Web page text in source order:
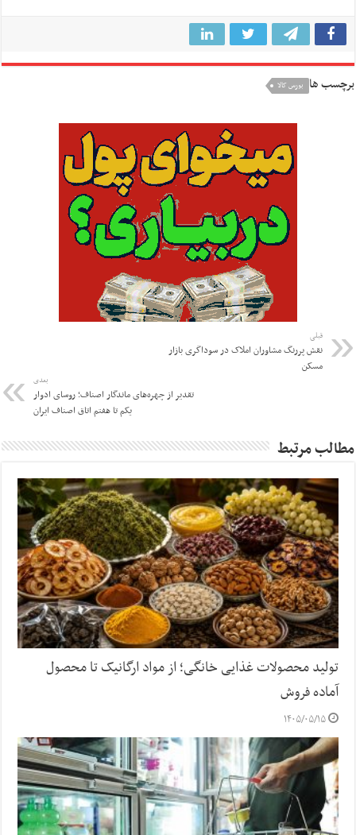
برچسب ها بورس کالا
قبلی
نقش پررنگ مشاوران املاک در سوداگری بازار
مسکن
بعدی
تقدیر از چهره‌های ماندگار اصناف؛ روسای ادوار
یکم تا هفتم اتاق اصناف ایران
مطالب مرتبط
تولید محصولات غذایی خانگی؛ از مواد ارگانیک تا محصول
آماده فروش
۱۴۰۵/۰۵/۱۵